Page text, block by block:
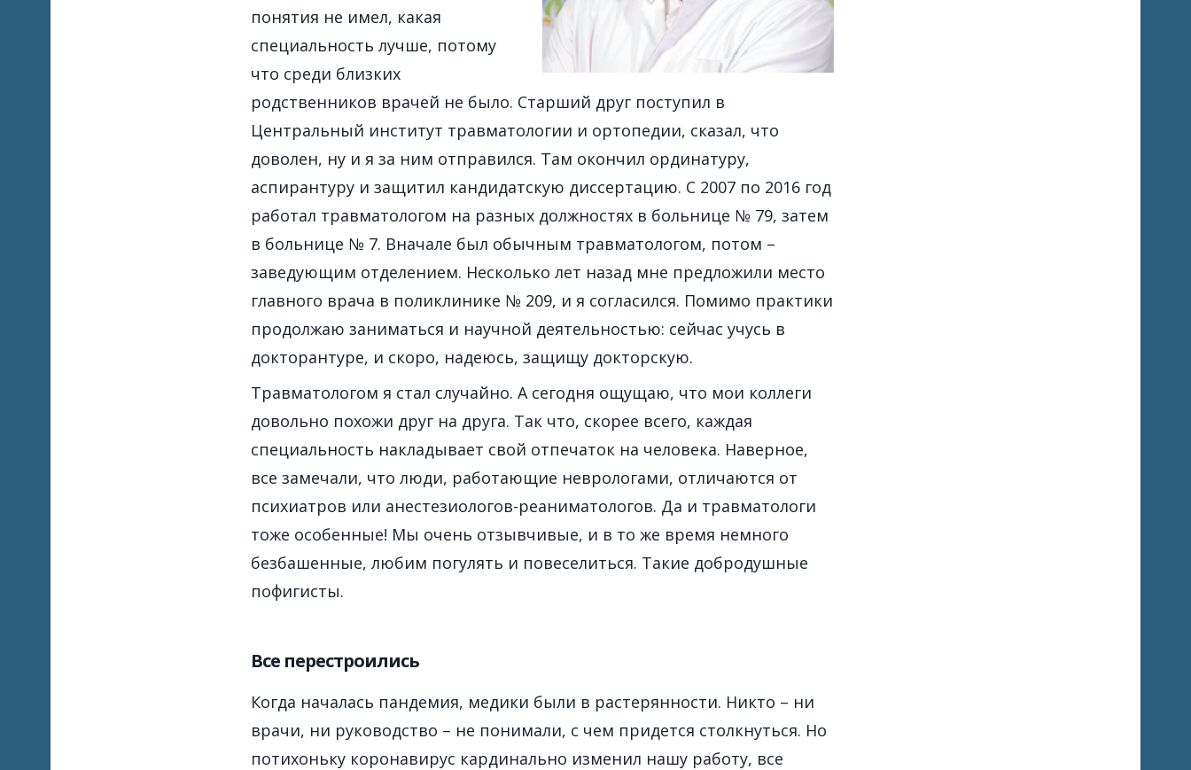
понятия не имел, какая
специальность лучше, потому
что среди близких
родственников врачей не было. Старший друг поступил в
Центральный институт травматологии и ортопедии, сказал, что
доволен, ну и я за ним отправился. Там окончил ординатуру,
аспирантуру и защитил кандидатскую диссертацию. С 2007 по 2016 год
работал травматологом на разных должностях в больнице № 79, затем
в больнице № 7. Вначале был обычным травматологом, потом –
заведующим отделением. Несколько лет назад мне предложили место
главного врача в поликлинике № 209, и я согласился. Помимо практики
продолжаю заниматься и научной деятельностью: сейчас учусь в
докторантуре, и скоро, надеюсь, защищу докторскую.
Травматологом я стал случайно. А сегодня ощущаю, что мои коллеги
довольно похожи друг на друга. Так что, скорее всего, каждая
специальность накладывает свой отпечаток на человека. Наверное,
все замечали, что люди, работающие неврологами, отличаются от
психиатров или анестезиологов-реаниматологов. Да и травматологи
тоже особенные! Мы очень отзывчивые, и в то же время немного
безбашенные, любим погулять и повеселиться. Такие добродушные
пофигисты.
Все перестроились
Когда началась пандемия, медики были в растерянности. Никто – ни
врачи, ни руководство – не понимали, с чем придется столкнуться. Но
потихоньку коронавирус кардинально изменил нашу работу, все